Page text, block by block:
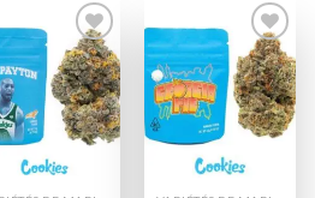
Add to
wishlist
Add to
wishlist